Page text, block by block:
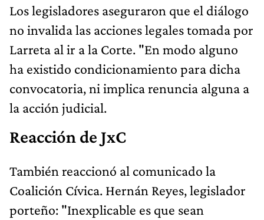
Los legisladores aseguraron que el diálogo
no invalida las acciones legales tomada por
Larreta al ir a la Corte. "En modo alguno
ha existido condicionamiento para dicha
convocatoria, ni implica renuncia alguna a
la acción judicial.
Reacción de JxC
También reaccionó al comunicado la
Coalición Cívica. Hernán Reyes, legislador
porteño: "Inexplicable es que sean